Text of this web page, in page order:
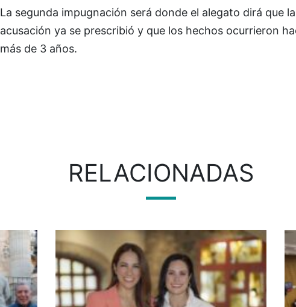
La segunda impugnación será donde el alegato dirá que la
acusación ya se prescribió y que los hechos ocurrieron
más de 3 años.
RELACIONADAS